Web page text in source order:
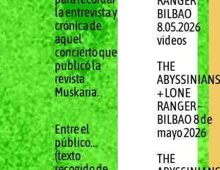
la entrevista y
crónica de
aquel
concierto que
publicó la
revista
Muskaria.
Entre el
público…
(texto
BILBAO
8.05.2026
videos
THE
ABYSSINIANS
+ LONE
RANGER –
BILBAO 8 de
mayo 2026
THE